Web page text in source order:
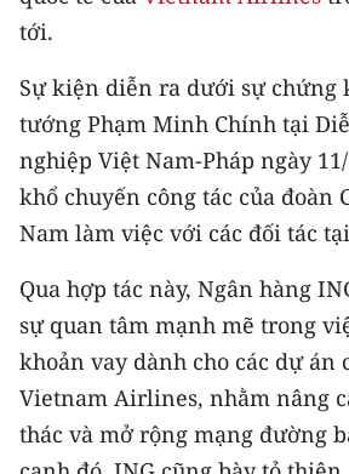
CHƯƠNG TRÌNH OCOP - MỖI XÃ
MỘT SẢN PHẨM
RADIO
MEDIA CENTER
E-Magazine
Video
Media Chính trị
Media Kinh tế
Media Văn hóa
tới.
Sự kiện diễn ra dưới sự chứng
tướng Phạm Minh Chính tại
nghiệp Việt Nam-Pháp ngày
khổ chuyến công tác của đoàn
Nam làm việc với các đối tác
Qua hợp tác này, Ngân hàng
sự quan tâm mạnh mẽ trong
khoản vay dành cho các dự án
Vietnam Airlines, nhằm nâng
thác và mở rộng mạng đường